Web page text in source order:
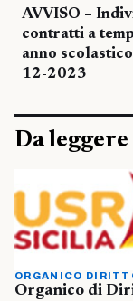
AVVISO –
contratti a
anno
12-2023
Da leggere
ORGANICO
Organico di